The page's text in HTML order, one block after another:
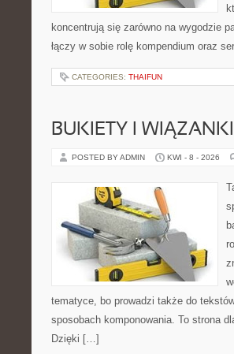
koncentrują się zarówno na wygodzie
łączy w sobie rolę kompendium oraz
CATEGORIES: THAIFUN
BUKIETY I
POSTED BY ADMIN KWI - 8 - 2026
tematyce, bo prowadzi także do
sposobach komponowania. To strona
Dzięki […]